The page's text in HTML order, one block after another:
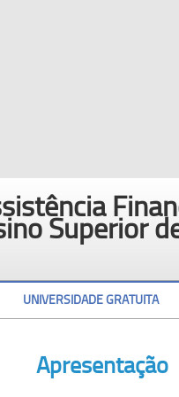
Superior
UNIVERSIDADE GRATUITA
Apresentação